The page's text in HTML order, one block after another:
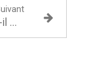
Pourquoi l'excès de sucre est-il mauvais pour les dents ?